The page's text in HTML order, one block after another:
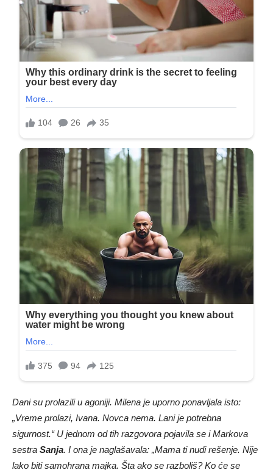
Dani su prolazili u agoniji. Milena je uporno ponavljala isto:
„Vreme prolazi, Ivana. Novca nema. Lani je potrebna
sigurnost.“ U jednom od tih razgovora pojavila se i Markova
sestra Sanja. I ona je naglašavala: „Mama ti nudi rešenje. Nije
lako biti samohrana majka. Šta ako se razboliš? Ko će se